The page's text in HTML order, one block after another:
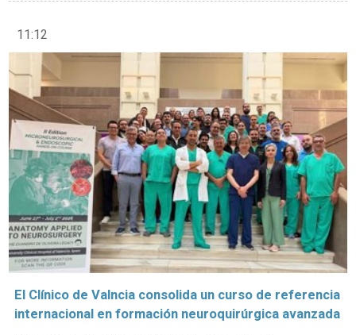
11:12
El Clínico de Valncia consolida un curso de referencia
internacional en formación neuroquirúrgica avanzada